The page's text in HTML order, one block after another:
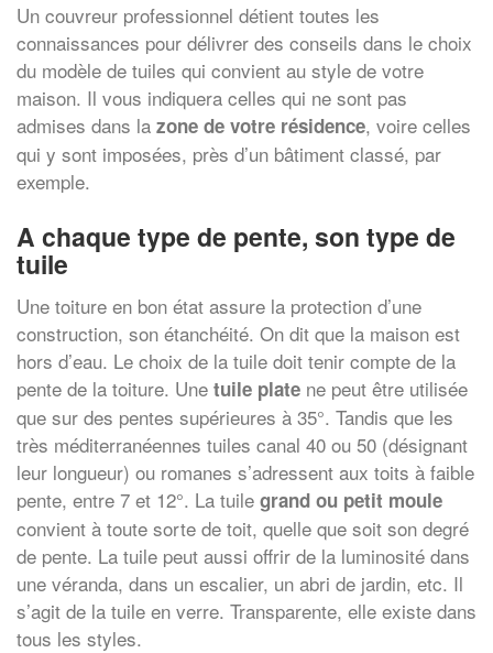
Un couvreur professionnel détient toutes les
connaissances pour délivrer des conseils dans le choix
du modèle de tuiles qui convient au style de votre
maison. Il vous indiquera celles qui ne sont pas
admises dans la zone de votre résidence, voire celles
qui y sont imposées, près d’un bâtiment classé, par
exemple.
A chaque type de pente, son type de
tuile
Une toiture en bon état assure la protection d’une
construction, son étanchéité. On dit que la maison est
hors d’eau. Le choix de la tuile doit tenir compte de la
pente de la toiture. Une tuile plate ne peut être utilisée
que sur des pentes supérieures à 35°. Tandis que les
très méditerranéennes tuiles canal 40 ou 50 (désignant
leur longueur) ou romanes s’adressent aux toits à faible
pente, entre 7 et 12°. La tuile grand ou petit moule
convient à toute sorte de toit, quelle que soit son degré
de pente. La tuile peut aussi offrir de la luminosité dans
une véranda, dans un escalier, un abri de jardin, etc. Il
s’agit de la tuile en verre. Transparente, elle existe dans
tous les styles.